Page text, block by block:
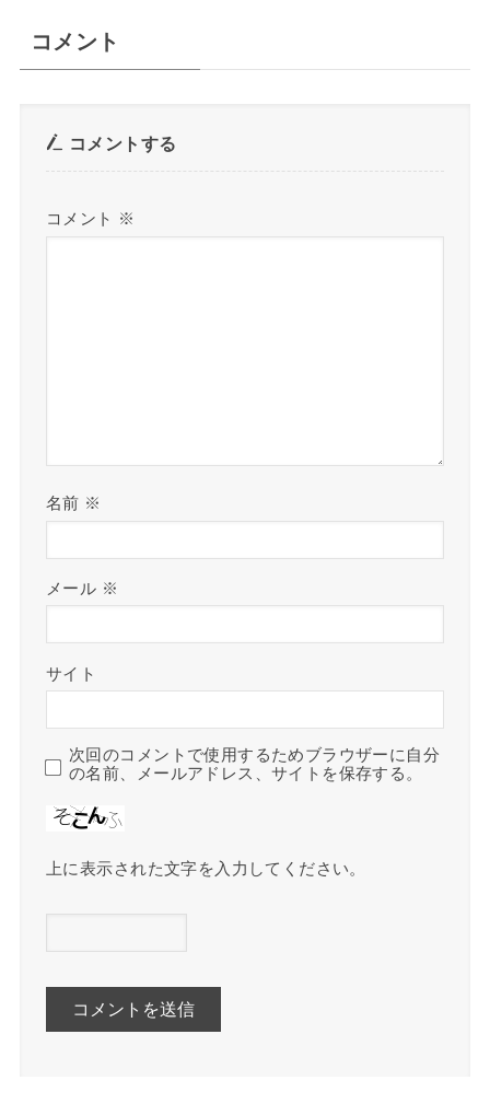
コメント
コメントする
コメント ※
名前 ※
メール ※
サイト
次回のコメントで使用するためブラウザーに自分
の名前、メールアドレス、サイトを保存する。
上に表示された文字を入力してください。